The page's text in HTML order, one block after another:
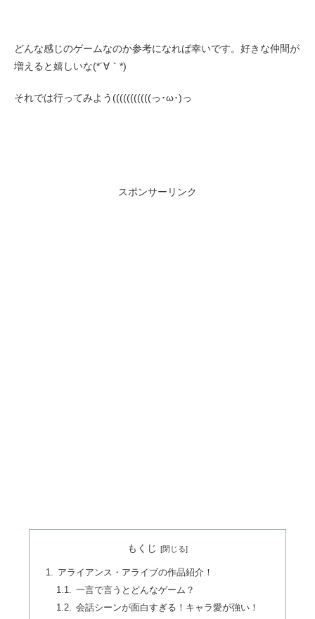
どんな感じのゲームなのか参考になれば幸いです。好きな仲間が
増えると嬉しいな(*´∀｀*)
それでは行ってみよう(((((((((((っ･ω･)っ
スポンサーリンク
もくじ
アライアンス・アライブの作品紹介！
一言で言うとどんなゲーム？
会話シーンが面白すぎる！キャラ愛が強い！